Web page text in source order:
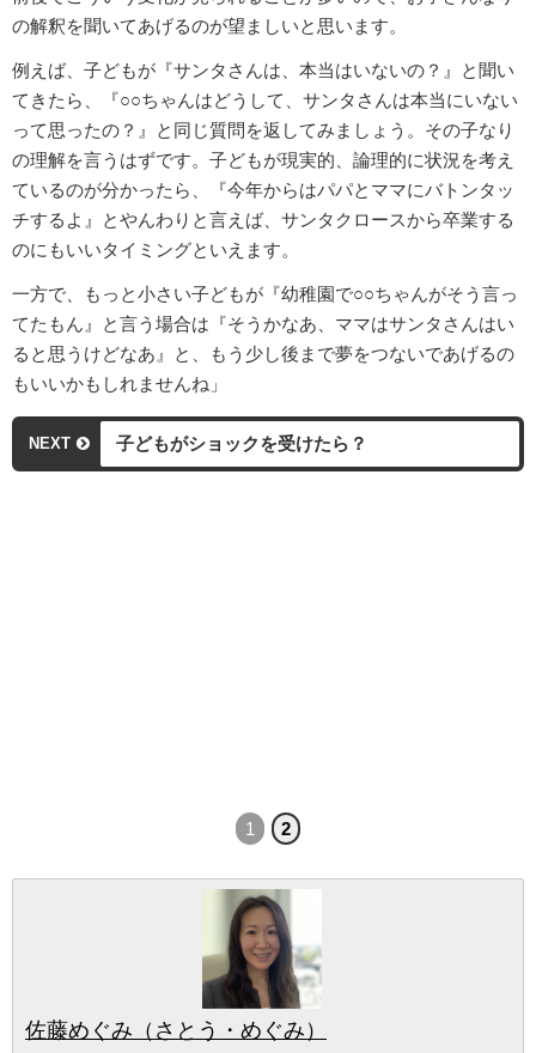
の解釈を聞いてあげるのが望ましいと思います。
例えば、子どもが『サンタさんは、本当はいないの？』と聞い
てきたら、『○○ちゃんはどうして、サンタさんは本当にいない
って思ったの？』と同じ質問を返してみましょう。その子なり
の理解を言うはずです。子どもが現実的、論理的に状況を考え
ているのが分かったら、『今年からはパパとママにバトンタッ
チするよ』とやんわりと言えば、サンタクロースから卒業する
のにもいいタイミングといえます。
一方で、もっと小さい子どもが『幼稚園で○○ちゃんがそう言っ
てたもん』と言う場合は『そうかなあ、ママはサンタさんはい
ると思うけどなあ』と、もう少し後まで夢をつないであげるの
もいいかもしれませんね」
NEXT 子どもがショックを受けたら？
1 2
佐藤めぐみ（さとう・めぐみ）